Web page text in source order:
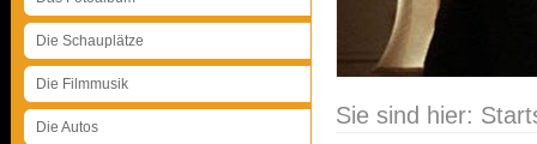
Die Schauplätze
Die Filmmusik
Die Autos Sie sind hier: